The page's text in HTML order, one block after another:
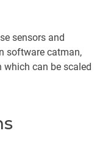
sensors and
software catman,
can be scaled